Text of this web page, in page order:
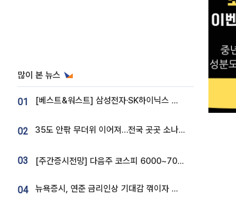
많이 본 뉴스
01 [베스트&워스트] 삼성전자·SK하이닉스 밀린 한 주…상상인증권은 85% 급등
02 35도 안팎 무더위 이어져…전국 곳곳 소나기 [오늘 날씨]
03 [주간증시전망] 다음주 코스피 6000~7000⋯“外人 수급은 정책이 변수”
04 뉴욕증시, 연준 금리인상 기대감 꺾이자 상승...S&P500 사상 최고치 [종합]